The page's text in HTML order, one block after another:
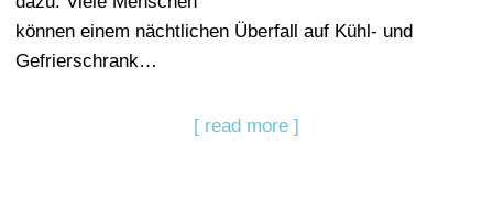
können einem nächtlichen Überfall auf Kühl- und
Gefrierschrank…
[ read more ]